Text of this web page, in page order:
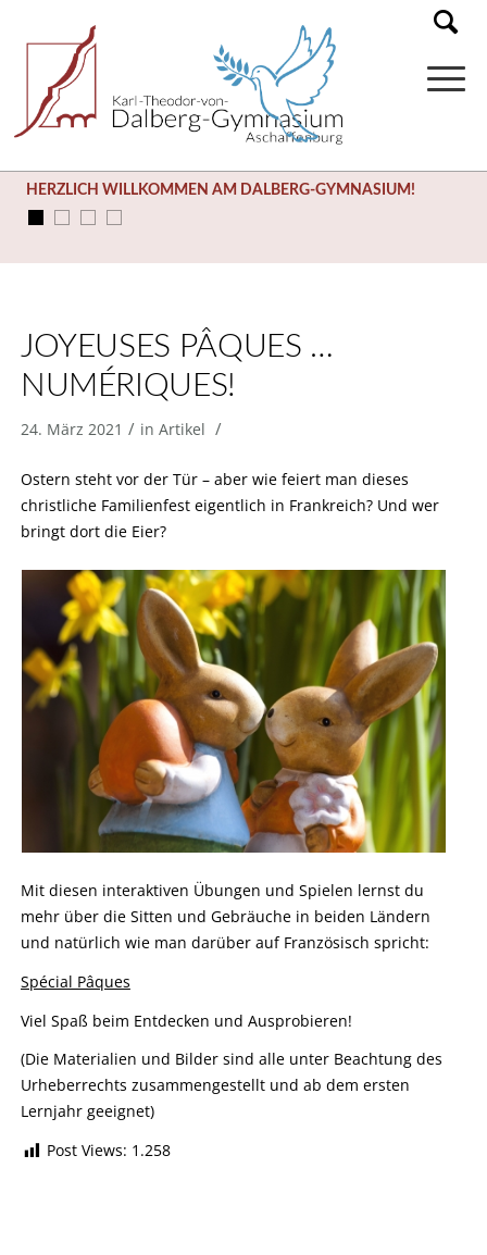
HERZLICH WILLKOMMEN AM DALBERG-GYMNASIUM!
JOYEUSES PÂQUES …
NUMÉRIQUES!
24. März 2021 / in Artikel /
Ostern steht vor der Tür – aber wie feiert man dieses
christliche Familienfest eigentlich in Frankreich? Und wer
bringt dort die Eier?
Mit diesen interaktiven Übungen und Spielen lernst du
mehr über die Sitten und Gebräuche in beiden Ländern
und natürlich wie man darüber auf Französisch spricht:
Spécial Pâques
Viel Spaß beim Entdecken und Ausprobieren!
(Die Materialien und Bilder sind alle unter Beachtung des
Urheberrechts zusammengestellt und ab dem ersten
Lernjahr geeignet)
Post Views: 1.258